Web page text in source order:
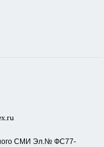
СМИ Эл.№ ФС77-